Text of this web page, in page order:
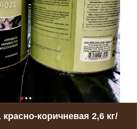
коричневая 2,6 кг/